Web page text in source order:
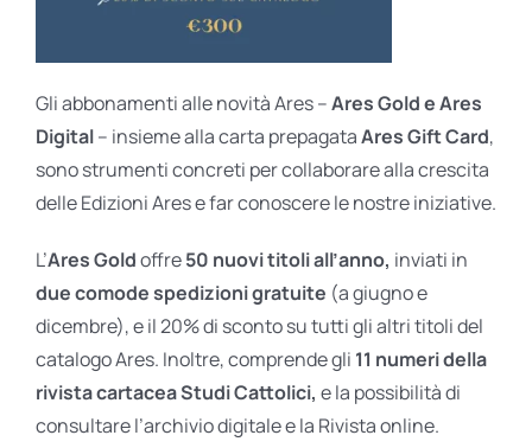
Gli abbonamenti alle novità Ares –Ares Gold e Ares
Digital– insieme alla carta prepagataAres Gift Card,
sono strumenti concreti per collaborare alla crescita
delle Edizioni Ares e far conoscere le nostre iniziative.
L’Ares Goldoffre50 nuovi titoli all’anno, inviati in
due comode spedizioni gratuite (a giugno e
dicembre), e il 20% di sconto su tutti gli altri titoli del
catalogo Ares. Inoltre, comprende gli 11 numeri della
rivista cartacea Studi Cattolici, e la possibilità di
consultare l’archivio digitale e la Rivista online.